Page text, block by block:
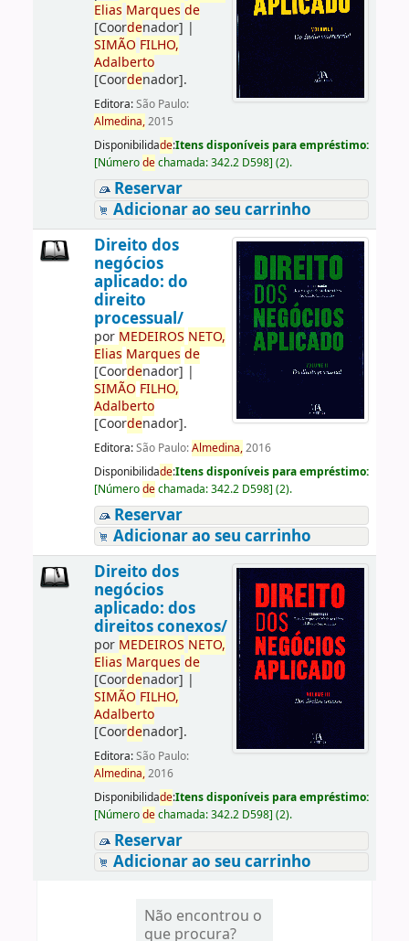
Elias Marques de
[Coordenador] |
SIMÃO FILHO,
Adalberto
[Coordenador].
Editora:São Paulo:
Almedina,2015
Disponibilidade:Itens disponíveis para empréstimo:
[Númerodechamada:342.2 D598] (2).
Reservar
Adicionar ao seu carrinho
Direito dos
negócios
aplicado: do
direito
processual/
por MEDEIROS NETO,
Elias Marques de
[Coordenador] |
SIMÃO FILHO,
Adalberto
[Coordenador].
Editora:São Paulo:Almedina,2016
Disponibilidade:Itens disponíveis para empréstimo:
[Númerodechamada:342.2 D598] (2).
Reservar
Adicionar ao seu carrinho
Direito dos
negócios
aplicado: dos
direitos conexos/
por MEDEIROS NETO,
Elias Marques de
[Coordenador] |
SIMÃO FILHO,
Adalberto
[Coordenador].
Editora:São Paulo:
Almedina,2016
Disponibilidade:Itens disponíveis para empréstimo:
[Númerodechamada:342.2 D598] (2).
Reservar
Adicionar ao seu carrinho
Não encontrou o
que procura?